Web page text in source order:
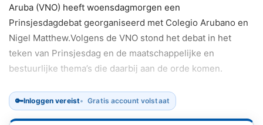
Aruba (VNO) heeft woensdagmorgen een
Prinsjesdagdebat georganiseerd met Colegio Arubano en
Nigel Matthew.Volgens de VNO stond het debat in het
teken van Prinsjesdag en de maatschappelijke en
bestuurlijke thema’s die daarbij aan de orde komen.
🔑Inloggen vereist Gratis account volstaat